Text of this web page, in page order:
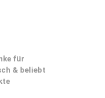
für
& beliebt